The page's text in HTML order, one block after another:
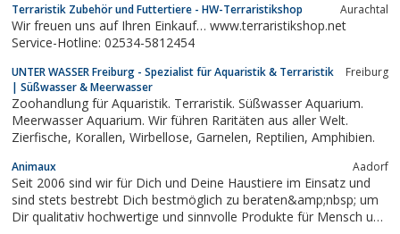
Terraristik Zubehör und Futtertiere - HW-Terraristikshop Aurachtal
Wir freuen uns auf Ihren Einkauf… www.terraristikshop.net
Service-Hotline: 02534-5812454
UNTER WASSER Freiburg - Spezialist für Aquaristik & Terraristik
| Süßwasser & Meerwasser
Freiburg
Zoohandlung für Aquaristik. Terraristik. Süßwasser Aquarium.
Meerwasser Aquarium. Wir führen Raritäten aus aller Welt.
Zierfische, Korallen, Wirbellose, Garnelen, Reptilien, Amphibien.
Animaux Aadorf
Seit 2006 sind wir für Dich und Deine Haustiere im Einsatz und
sind stets bestrebt Dich bestmöglich zu beraten&amp;nbsp; um
Dir qualitativ hochwertige und sinnvolle Produkte für Mensch und